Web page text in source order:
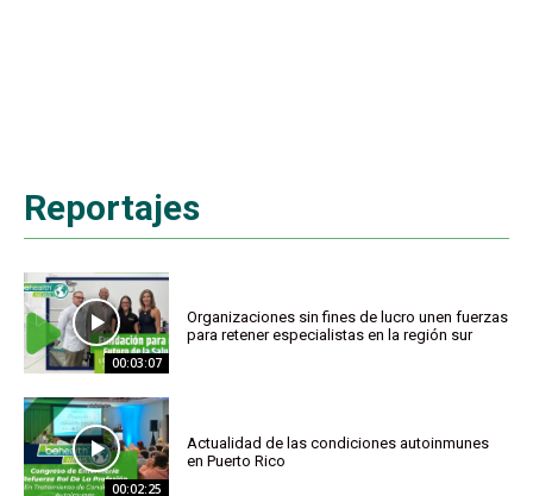
Reportajes
00:03:07
Organizaciones sin fines de lucro unen fuerzas
para retener especialistas en la región sur
00:02:25
Actualidad de las condiciones autoinmunes
en Puerto Rico